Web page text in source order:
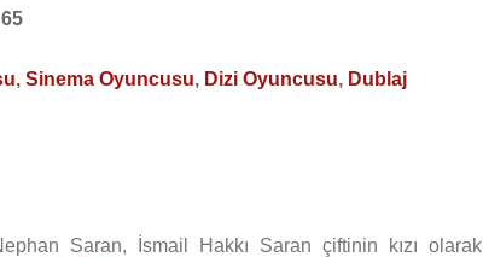
65
, Sinema Oyuncusu, Dizi Oyuncusu, Dublaj
Saran, İsmail Hakkı Saran çiftinin kızı olarak